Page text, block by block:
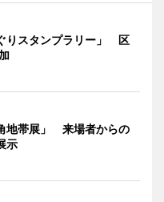
りスタンプラリー」 区
地帯展」 来場者からの
示